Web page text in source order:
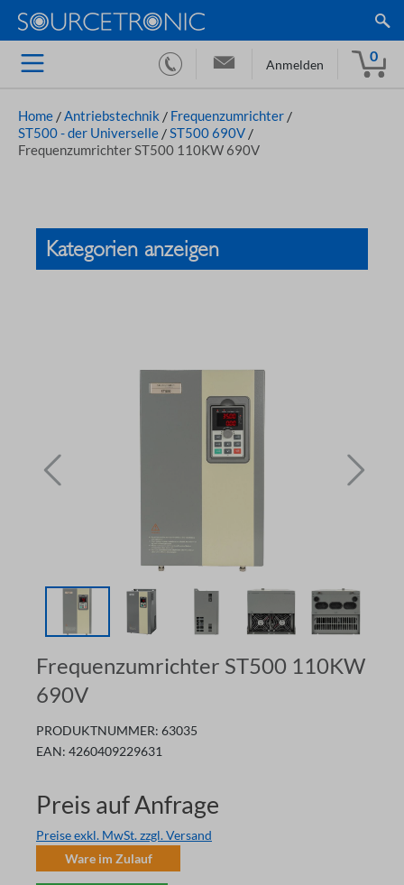
Anmelden
0
Home /Antriebstechnik / Frequenzumrichter /
ST500 - der Universelle /ST500 690V /
Frequenzumrichter ST500 110KW 690V
Kategorien anzeigen
Frequenzumrichter ST500 110KW
690V
PRODUKTNUMMER: 63035
EAN: 4260409229631
Preis auf Anfrage
Preise exkl. MwSt. zzgl. Versand
Ware im Zulauf